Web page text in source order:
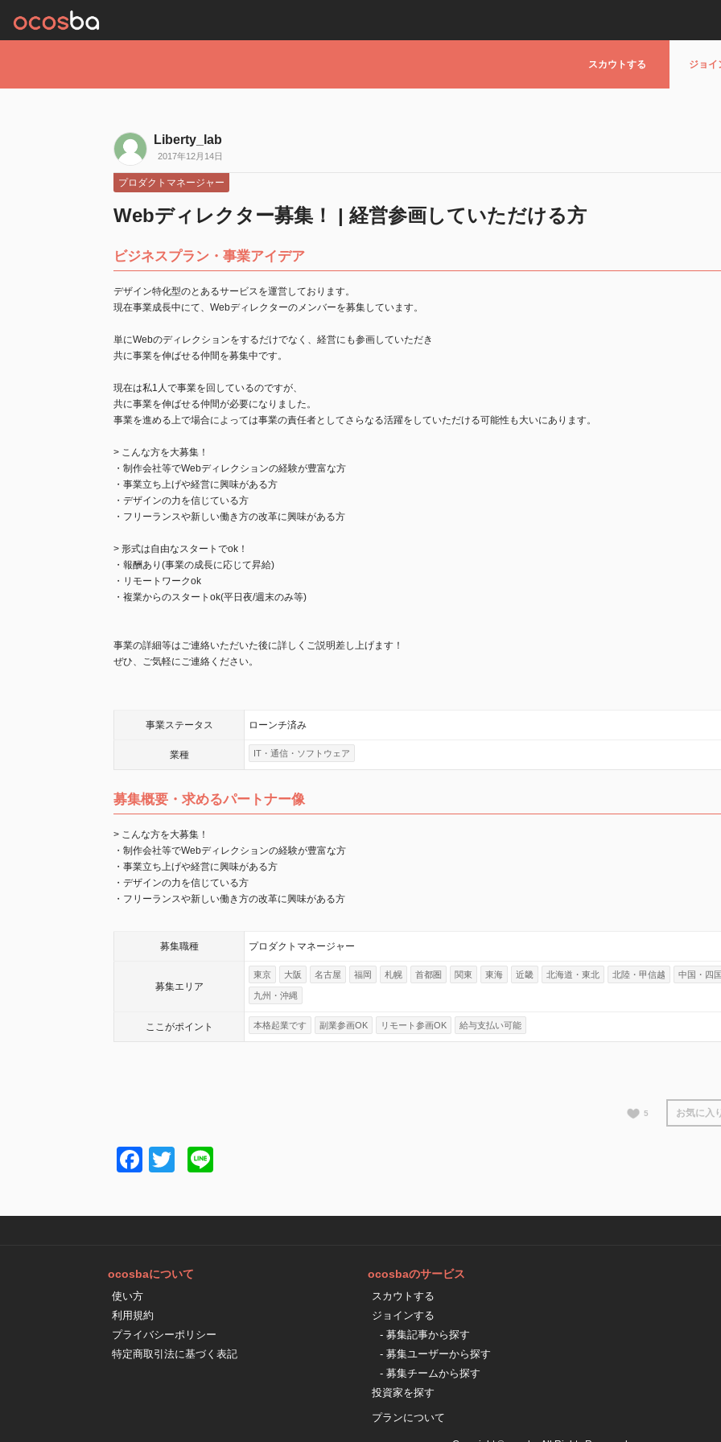
スカウトする ジョイ
Liberty_lab
2017年12月14日
プロダクトマネージャー
Webディレクター募集！ | 経営参画していただける方
ビジネスプラン・事業アイデア
デザイン特化型のとあるサービスを運営しております。
現在事業成長中にて、Webディレクターのメンバーを募集しています。
単にWebのディレクションをするだけでなく、経営にも参画していただき
共に事業を伸ばせる仲間を募集中です。
現在は私1人で事業を回しているのですが、
共に事業を伸ばせる仲間が必要になりました。
事業を進める上で場合によっては事業の責任者としてさらなる活躍をしていただける可能性も大いにあります。
> こんな方を大募集！
・制作会社等でWebディレクションの経験が豊富な方
・事業立ち上げや経営に興味がある方
・デザインの力を信じている方
・フリーランスや新しい働き方の改革に興味がある方
> 形式は自由なスタートでok！
・報酬あり(事業の成長に応じて昇給)
・リモートワークok
・複業からのスタートok(平日夜/週末のみ等)
事業の詳細等はご連絡いただいた後に詳しくご説明差し上げます！
ぜひ、ご気軽にご連絡ください。
事業ステータス ローンチ済み
業種 IT・通信・ソフトウェア
募集概要・求めるパートナー像
> こんな方を大募集！
・制作会社等でWebディレクションの経験が豊富な方
・事業立ち上げや経営に興味がある方
・デザインの力を信じている方
・フリーランスや新しい働き方の改革に興味がある方
募集職種 プロダクトマネージャー
募集エリア
東京 大阪 名古屋 福岡 札幌 首都圏 関東 東海 近畿 北海道・東北 北陸・甲信越 中国・四
九州・沖縄
ここがポイント 本格起業です 副業参画OK リモート参画OK 給与支払い可能
5 お気に入
Facebook
Twitter
ocosbaについて
使い方
利用規約
プライバシーポリシー
特定商取引法に基づく表記
ocosbaのサービス
スカウトする
ジョインする
- 募集記事から探す
- 募集ユーザーから探す
- 募集チームから探す
投資家を探す
プランについて